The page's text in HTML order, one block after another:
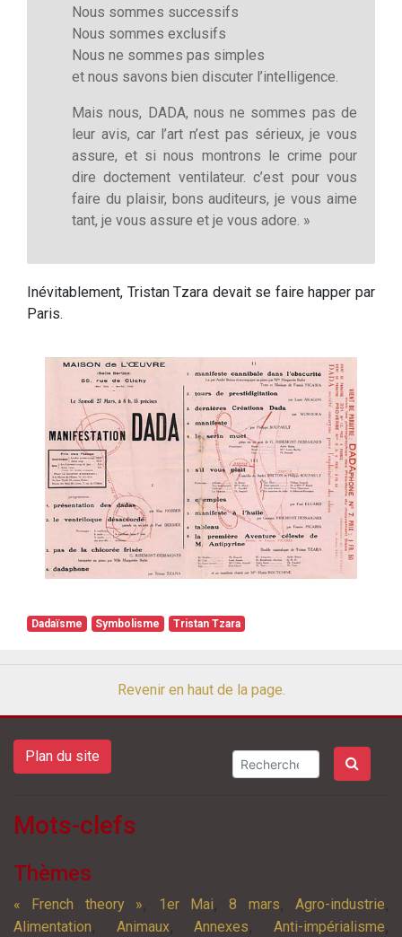
Nous sommes successifs
Nous sommes exclusifs
Nous ne sommes pas simples
et nous savons bien discuter l’intelligence.
Mais nous, DADA, nous ne sommes pas de
leur avis, car l’art n’est pas sérieux, je vous
assure, et si nous montrons le crime pour
dire doctement ventilateur. c’est pour vous
faire du plaisir, bons auditeurs, je vous aime
tant, je vous assure et je vous adore. »
Inévitablement, Tristan Tzara devait se faire happer par
Paris.
Dadaïsme Symbolisme Tristan Tzara
Revenir en haut de la page.
Plan du site
Mots-clefs
Thèmes
« French theory », 1er Mai,8 mars, Agro-industrie,
Alimentation, Animaux,Annexes,Anti-impérialisme,